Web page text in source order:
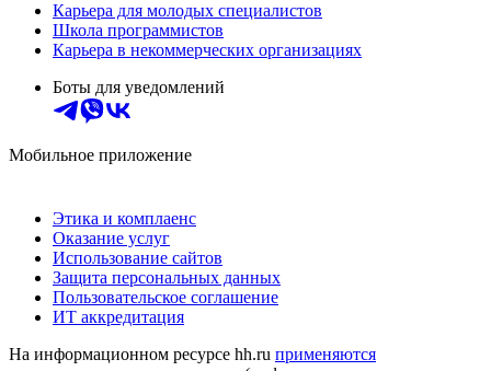
Карьера для молодых специалистов
Школа программистов
Карьера в некоммерческих организациях
Боты для уведомлений
Мобильное приложение
Этика и комплаенс
Оказание услуг
Использование сайтов
Защита персональных данных
Пользовательское соглашение
ИТ аккредитация
На информационном ресурсе hh.ru применяются